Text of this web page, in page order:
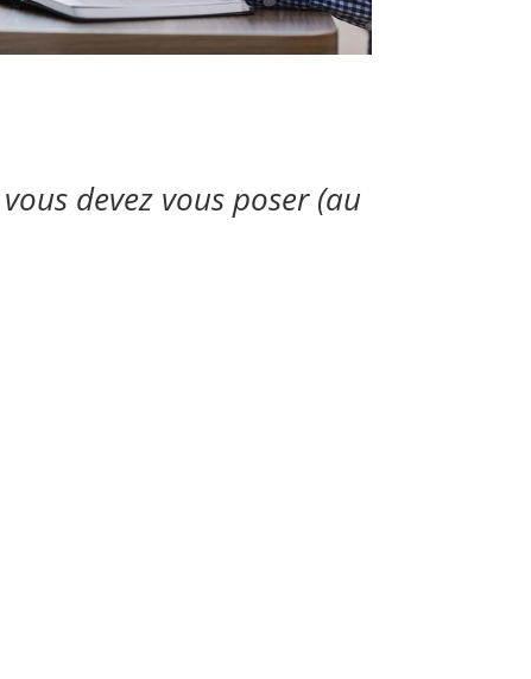
devez vous poser (au